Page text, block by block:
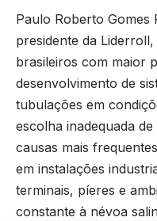
Paulo Roberto Gomes
presidente da
brasileiros com maior
desenvolvimento de
tubulações em
escolha inadequada
causas mais
em instalações
terminais, píeres e
constante à névoa